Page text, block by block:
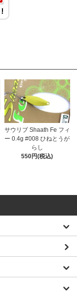
サウリブ Shaath Fe フィ
ー 0.4g #008 ひねとうが
らし
550円(税込)